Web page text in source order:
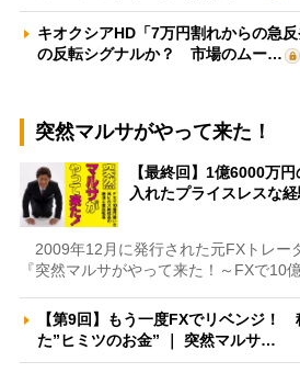
キオクシアHD「7万円割れからの急
の反転シグナルか？ 市場のムー…
突然マルサがやって来た！
【最終回】1億6000万
入れたプライスレスな
2009年12月に発行された元FXトレー
『突然マルサがやって来た！～FXで10
【第9回】もう一度FXでリベンジ！
た”ヒミツのお金” ｜ 突然マルサ…